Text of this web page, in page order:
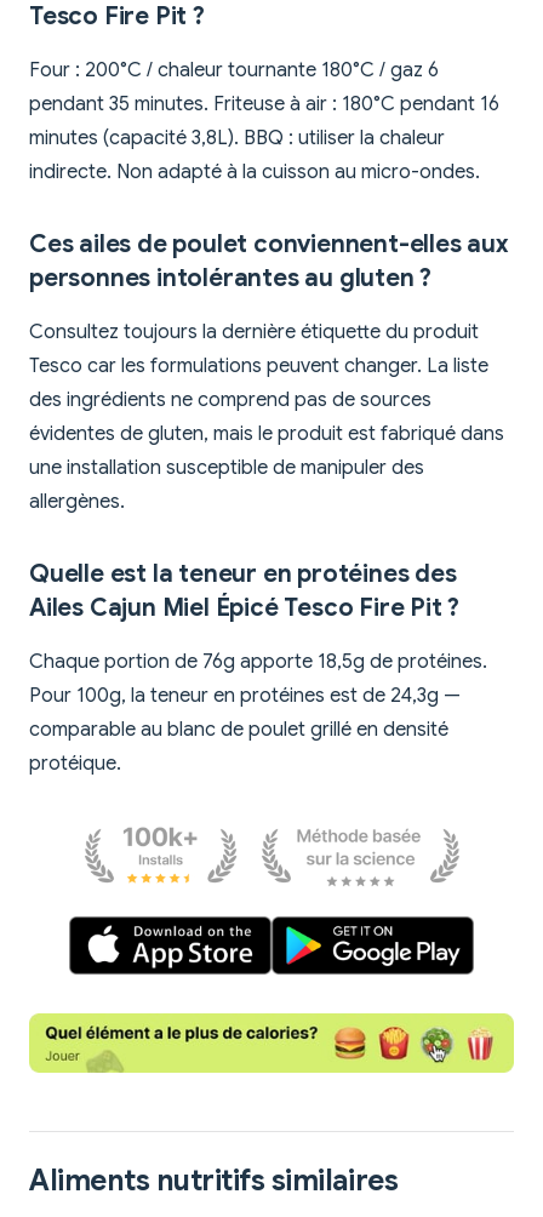
Tesco Fire Pit ?
Four : 200°C / chaleur tournante 180°C / gaz 6
pendant 35 minutes. Friteuse à air : 180°C pendant 16
minutes (capacité 3,8L). BBQ : utiliser la chaleur
indirecte. Non adapté à la cuisson au micro-ondes.
Ces ailes de poulet conviennent-elles aux
personnes intolérantes au gluten ?
Consultez toujours la dernière étiquette du produit
Tesco car les formulations peuvent changer. La liste
des ingrédients ne comprend pas de sources
évidentes de gluten, mais le produit est fabriqué dans
une installation susceptible de manipuler des
allergènes.
Quelle est la teneur en protéines des
Ailes Cajun Miel Épicé Tesco Fire Pit ?
Chaque portion de 76g apporte 18,5g de protéines.
Pour 100g, la teneur en protéines est de 24,3g —
comparable au blanc de poulet grillé en densité
protéique.
Aliments nutritifs similaires